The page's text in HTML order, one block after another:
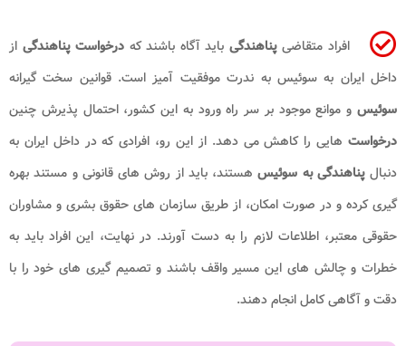
افراد متقاضیپناهندگی باید آگاه باشند که درخواست پناهندگی از
داخل ایران به سوئیس به ندرت موفقیت آمیز است. قوانین سخت گیرانه
سوئیس و موانع موجود بر سر راه ورود به این کشور، احتمال پذیرش چنین
درخواست هایی را کاهش می دهد. از این رو، افرادی که در داخل ایران به
دنبالپناهندگی به سوئیسهستند، باید از روش های قانونی و مستند بهره
گیری کرده و در صورت امکان، از طریق سازمان های حقوق بشری و مشاوران
حقوقی معتبر، اطلاعات لازم را به دست آورند. در نهایت، این افراد باید به
خطرات و چالش های این مسیر واقف باشند و تصمیم گیری های خود را با
دقت و آگاهی کامل انجام دهند.